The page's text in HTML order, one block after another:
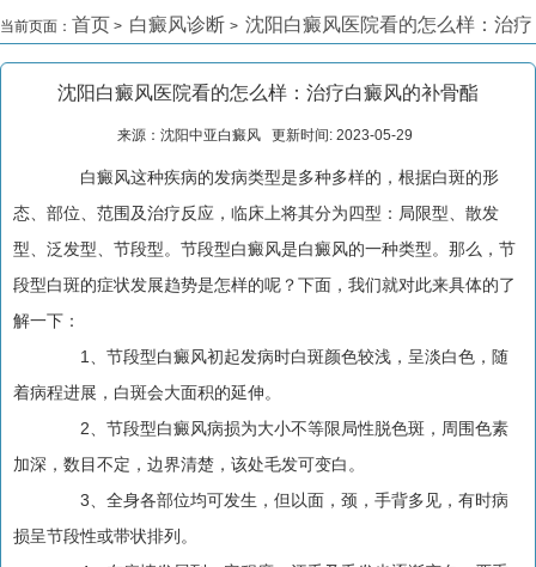
当前页面： 首页 > 白癜风诊断 > 沈阳白癜风医院看的怎么样：治疗
白癜风的补骨酯>
沈阳白癜风医院看的怎么样：治疗白癜风的补骨酯
来源：沈阳中亚白癜风 更新时间: 2023-05-29
白癜风这种疾病的发病类型是多种多样的，根据白斑的形
态、部位、范围及治疗反应，临床上将其分为四型：局限型、散发
型、泛发型、节段型。节段型白癜风是白癜风的一种类型。那么，节
段型白斑的症状发展趋势是怎样的呢？下面，我们就对此来具体的了
解一下：
1、节段型白癜风初起发病时白斑颜色较浅，呈淡白色，随
着病程进展，白斑会大面积的延伸。
2、节段型白癜风病损为大小不等限局性脱色斑，周围色素
加深，数目不定，边界清楚，该处毛发可变白。
3、全身各部位均可发生，但以面，颈，手背多见，有时病
损呈节段性或带状排列。